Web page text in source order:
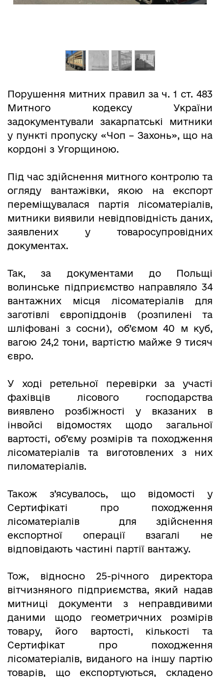
Порушення митних правил за ч. 1 ст. 483
Митного кодексу України
задокументували закарпатські митники
у пункті пропуску «Чоп – Захонь», що на
кордоні з Угорщиною.
Під час здійснення митного контролю та
огляду вантажівки, якою на експорт
переміщувалася партія лісоматеріалів,
митники виявили невідповідність даних,
заявлених у товаросупровідних
документах.
Так, за документами до Польщі
волинське підприємство направляло 34
вантажних місця лісоматеріалів для
заготівлі європіддонів (розпилені та
шліфовані з сосни), об’ємом 40 м куб,
вагою 24,2 тони, вартістю майже 9 тисяч
євро.
У ході ретельної перевірки за участі
фахівців лісового господарства
виявлено розбіжності у вказаних в
інвойсі відомостях щодо загальної
вартості, об’єму розмірів та походження
лісоматеріалів та виготовлених з них
пиломатеріалів.
Також з’ясувалось, що відомості у
Сертифікаті про походження
лісоматеріалів для здійснення
експортної операції взагалі не
відповідають частині партії вантажу.
Тож, відносно 25-річного директора
вітчизняного підприємства, який надав
митниці документи з неправдивими
даними щодо геометричних розмірів
товару, його вартості, кількості та
Сертифікат про походження
лісоматеріалів, виданого на іншу партію
товарів, що експортуються, складено